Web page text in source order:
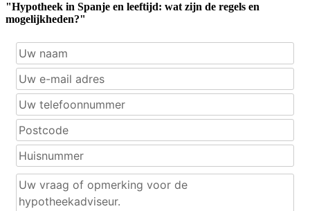
"Hypotheek in Spanje en leeftijd: wat zijn de regels en
mogelijkheden?"